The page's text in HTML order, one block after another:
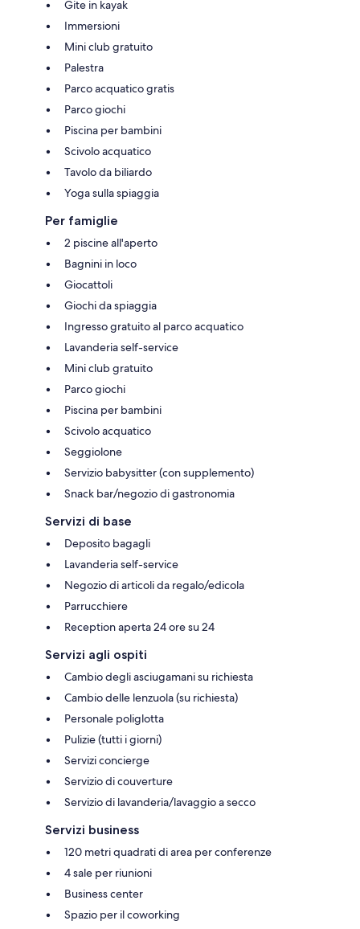
Gite in kayak
Immersioni
Mini club gratuito
Palestra
Parco acquatico gratis
Parco giochi
Piscina per bambini
Scivolo acquatico
Tavolo da biliardo
Yoga sulla spiaggia
Per famiglie
2 piscine all'aperto
Bagnini in loco
Giocattoli
Giochi da spiaggia
Ingresso gratuito al parco acquatico
Lavanderia self-service
Mini club gratuito
Parco giochi
Piscina per bambini
Scivolo acquatico
Seggiolone
Servizio babysitter (con supplemento)
Snack bar/negozio di gastronomia
Servizi di base
Deposito bagagli
Lavanderia self-service
Negozio di articoli da regalo/edicola
Parrucchiere
Reception aperta 24 ore su 24
Servizi agli ospiti
Cambio degli asciugamani su richiesta
Cambio delle lenzuola (su richiesta)
Personale poliglotta
Pulizie (tutti i giorni)
Servizi concierge
Servizio di couverture
Servizio di lavanderia/lavaggio a secco
Servizi business
120 metri quadrati di area per conferenze
4 sale per riunioni
Business center
Spazio per il coworking